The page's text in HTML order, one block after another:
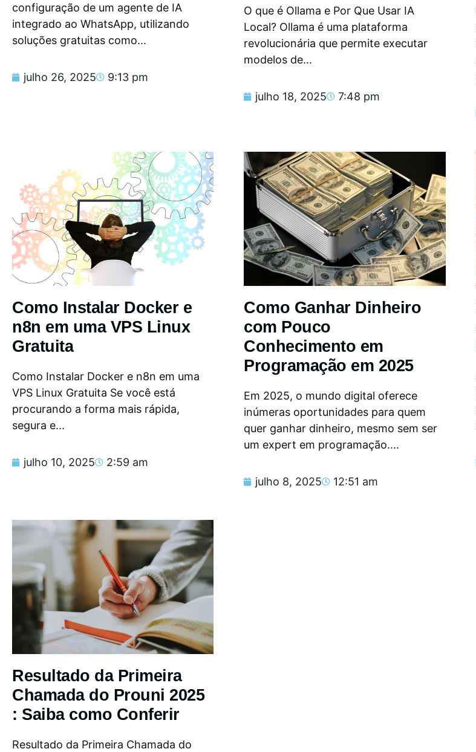
configuração de um agente de IA
integrado ao WhatsApp, utilizando
soluções gratuitas como...
julho 26, 2025 9:13 pm
O que é Ollama e Por Que Usar IA
Local? Ollama é uma plataforma
revolucionária que permite executar
modelos de...
julho 18, 2025 7:48 pm
Como Instalar Docker e
n8n em uma VPS Linux
Gratuita
Como Instalar Docker e n8n em uma
VPS Linux Gratuita Se você está
procurando a forma mais rápida,
segura e...
julho 10, 2025 2:59 am
Como Ganhar Dinheiro
com Pouco
Conhecimento em
Programação em 2025
Em 2025, o mundo digital oferece
inúmeras oportunidades para quem
quer ganhar dinheiro, mesmo sem ser
um expert em programação....
julho 8, 2025 12:51 am
Resultado da Primeira
Chamada do Prouni 2025
: Saiba como Conferir
Resultado da Primeira Chamada do